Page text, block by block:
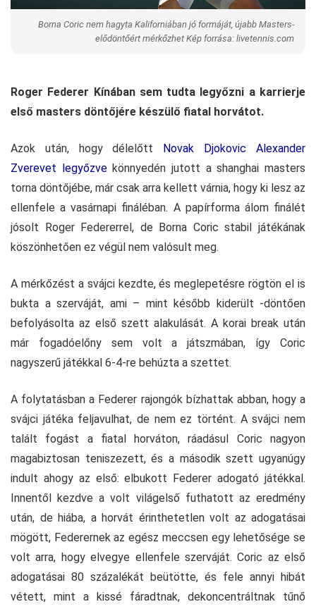
Borna Coric nem hagyta Kaliforniában jó formáját, újabb Masters-
elődöntőért mérkőzhet Kép forrása: livetennis.com
Roger Federer Kínában sem tudta legyőzni a karrierje
első masters döntőjére készülő fiatal horvátot.
Azok után, hogy délelőtt
Novak Djokovic Alexander
Zverevet legyőzvekönnyedén jutott a shanghai masters
torna döntőjébe, már csak arra kellett várnia, hogy ki lesz az
ellenfele a vasárnapi fináléban. A papírforma álom finálét
jósolt Roger Federerrel, de Borna Coric stabil játékának
köszönhetően ez végül nem valósult meg.
A mérkőzést a svájci kezdte, és meglepetésre rögtön el is
bukta a szerváját, ami – mint később kiderült -döntően
befolyásolta az első szett alakulását. A korai break után
már fogadóelőny sem volt a játszmában, így Coric
nagyszerű játékkal 6-4-re behúzta a szettet.
A folytatásban a Federer rajongók bízhattak abban, hogy a
svájci játéka feljavulhat, de nem ez történt. A svájci nem
talált fogást a fiatal horváton, ráadásul Coric nagyon
magabiztosan teniszezett, és a második szett ugyanúgy
indult ahogy az első: elbukott Federer adogató játékkal.
Innentől kezdve a volt világelső futhatott az eredmény
után, de hiába, a horvát érinthetetlen volt az adogatásai
mögött, Federernek az egész meccsen egy lehetősége se
volt arra, hogy elvegye ellenfele szerváját. Coric az első
adogatásai 80 százalékát beütötte, és fele annyi hibát
vétett, mint a kissé fáradtnak, dekoncentráltnak tűnő